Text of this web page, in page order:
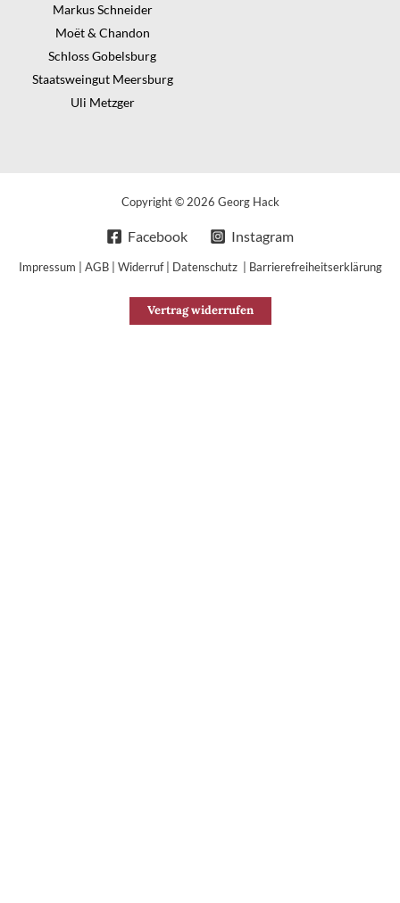
Markus Schneider
Moët & Chandon
Schloss Gobelsburg
Staatsweingut Meersburg
Uli Metzger
Copyright © 2026 Georg Hack
Facebook Instagram
Impressum | AGB| Widerruf| Datenschutz | Barrierefreiheitserklärung
Vertrag widerrufen